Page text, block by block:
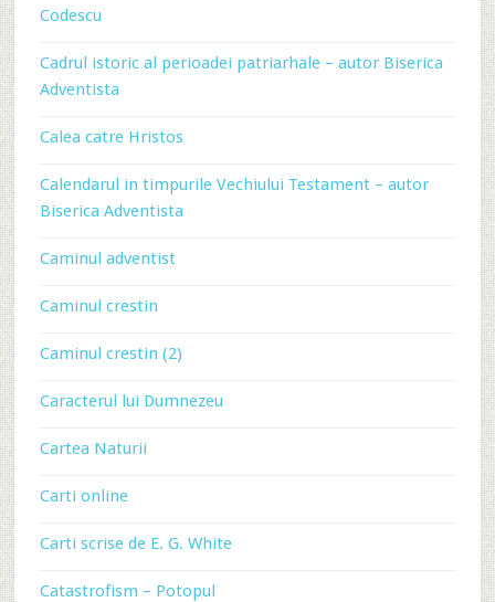
Codescu
Cadrul istoric al perioadei patriarhale – autor Biserica
Adventista
Calea catre Hristos
Calendarul in timpurile Vechiului Testament – autor
Biserica Adventista
Caminul adventist
Caminul crestin
Caminul crestin (2)
Caracterul lui Dumnezeu
Cartea Naturii
Carti online
Carti scrise de E. G. White
Catastrofism – Potopul